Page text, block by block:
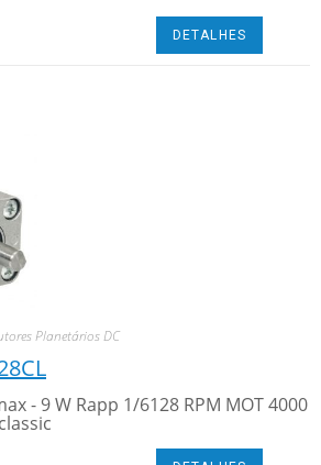
DETALHES
Planetários DC
- 9 W Rapp 1/6128 RPM MOT 4000